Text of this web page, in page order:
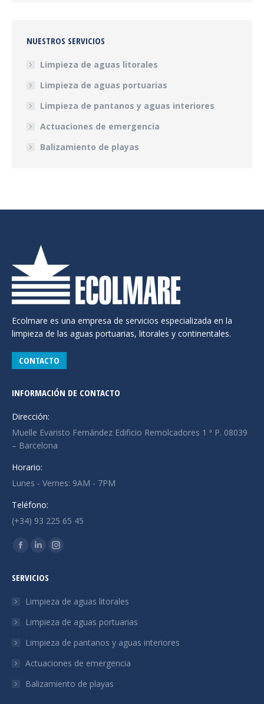
NUESTROS SERVICIOS
Limpieza de aguas litorales
Limpieza de aguas portuarias
Limpieza de pantanos y aguas interiores
Actuaciones de emergencia
Balizamiento de playas
Ecolmare es una empresa de servicios especializada en la
limpieza de las aguas portuarias, litorales y continentales.
CONTACTO
INFORMACIÓN DE CONTACTO
Dirección:
Muelle Evaristo Fernández Edificio Remolcadores 1 ª P. 08039
– Barcelona
Horario:
Lunes - Vernes: 9AM - 7PM
Teléfono:
(+34) 93 225 65 45
Encuéntranos en:
La
Facebook
se
en
una
ventana
Linkedin
se
en
una
ventana
La
se
en
una
ventana
SERVICIOS
Limpieza de aguas litorales
Limpieza de aguas portuarias
Limpieza de pantanos y aguas interiores
Actuaciones de emergencia
Balizamiento de playas